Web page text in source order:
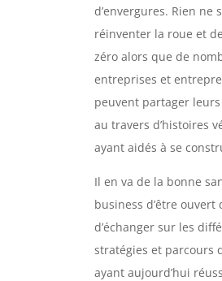
d’envergures. Rien ne
réinventer la roue et
zéro alors que de
entreprises et
peuvent partager
au travers d’histoires
ayant aidés à se
Il en va de la bonne
business d’être ouvert
d’échanger sur les
stratégies et parcours
ayant aujourd’hui